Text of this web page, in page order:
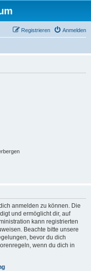
Anmelden
Registrieren
anmelden zu können. Die
und ermöglicht dir, auf
kann registrierten
Beachte bitte unsere
bevor du dich
wenn du dich in